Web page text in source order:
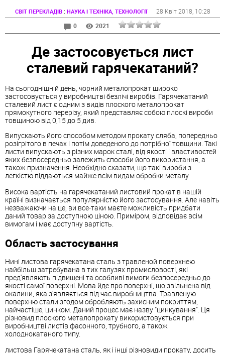
СВІТ ПЕРЕКЛАДІВ: НАУКА І ТЕХНІКА, ТЕХНОЛОГІЇ 28 Квіт 2018 , 10:28
0
2021
Де застосовується лист
сталевий гарячекатаний?
На сьогоднішній день, чорний металопрокат широко
застосовується у виробництві безлічі виробів. Гарячекатаний
сталевий лист є одним з видів плоского металопрокат
прямокутного перерізу, який представляє собою плоскі вироби
товщиною від 0,15 до 5 див.
Випускають його способом методом прокату сляба, попередньо
розігрітого в печах і потім доведеного до потрібної товщини. Такі
листи випускають з різних марок сталі, від якості і властивостей
яких безпосередньо залежить способи його використання, а
також призначення. Необхідно сказати, що такі вироби з
легкістю піддаються майже всім видам обробки металу.
Висока вартість на гарячекатаний листовий прокат в нашій
країні визначається популярністю його застосування. Але навіть
незважаючи на це, ви все-таки маєте можливість придбати
даний товар за доступною ціною. Приміром, відповідає всім
вимогам і має доступну вартість.
Область застосування
Нині листова гарячекатана сталь з травленой поверхнею
найбільш затребувана в тих галузях промисловості, які
пред'являють підвищені та особливі вимоги безпосередньо до
якості самої поверхні. Мова йде про поверхні, що звільнена від
окалини, яка з'являється під час виробництва. Травленую
поверхню стали згодом обробляють захисним покриттям,
найчастіше, цинком. Даний процес має назву "цинкування". Ця
різновид плоского металопрокату використовується при
виробництві листів фасонного, трубного, а також
холоднокатаного типу.
листова Гарячекатана сталь, як і інші різновиди прокату, досить